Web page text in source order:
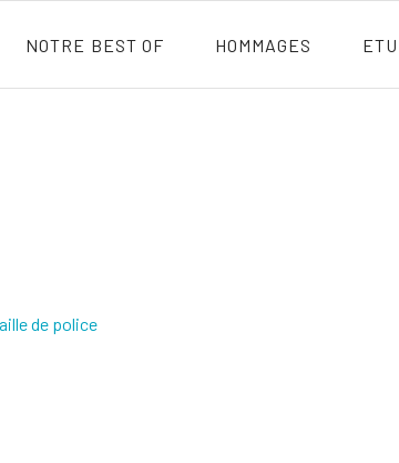
NOTRE BEST OF HOMMAGES
de police